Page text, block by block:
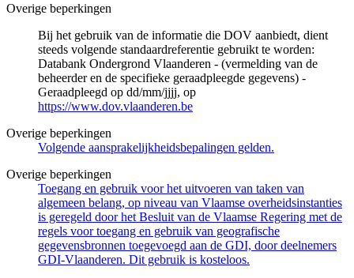
Overige beperkingen
Bij het gebruik van de informatie die DOV aanbiedt, dient
steeds volgende standaardreferentie gebruikt te worden:
Databank Ondergrond Vlaanderen - (vermelding van de
beheerder en de specifieke geraadpleegde gegevens) -
Geraadpleegd op dd/mm/jjjj, op
https://www.dov.vlaanderen.be
Overige beperkingen
Volgende aansprakelijkheidsbepalingen gelden.
Overige beperkingen
Toegang en gebruik voor het uitvoeren van taken van
algemeen belang, op niveau van Vlaamse overheidsinstanties
is geregeld door het Besluit van de Vlaamse Regering met de
regels voor toegang en gebruik van geografische
gegevensbronnen toegevoegd aan de GDI, door deelnemers
GDI-Vlaanderen. Dit gebruik is kosteloos.